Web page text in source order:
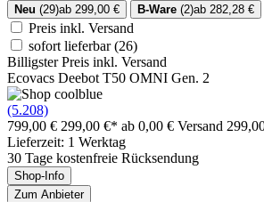
Neu (29)ab 299,00 € B-Ware (2)ab 282,28 €
Preis inkl. Versand
sofort lieferbar(26)
Billigster Preis inkl. Versand
Ecovacs Deebot T50 OMNI Gen. 2
(5.208)
799,00 € 299,00 €* ab 0,00 € Versand
Lieferzeit: 1 Werktag
30 Tage kostenfreie Rücksendung
Shop-Info
Zum Anbieter